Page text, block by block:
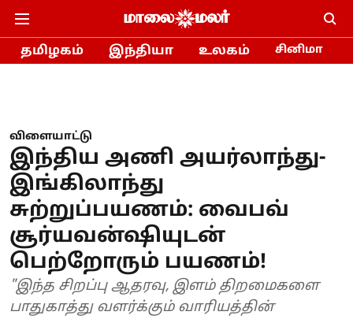
தமிழகம் இந்தியா உலகம் சினிமா
விளையாட்டு
இந்திய அணி அயர்லாந்து-
இங்கிலாந்து
சுற்றுப்பயணம்: வைபவ்
சூர்யவன்ஷியுடன்
பெற்றோரும் பயணம்!
"இந்த சிறப்பு ஆதரவு, இளம் திறமைகளை
பாதுகாத்து வளர்க்கும் வாரியத்தின்